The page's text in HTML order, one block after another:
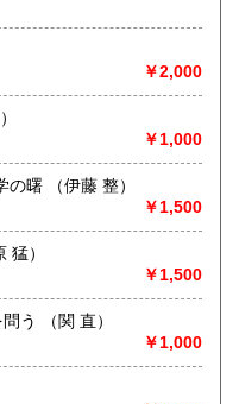
分県 600円
600円
のみです。お問合せは
す。
￥2,000
￥1,000
現代日本文学講座 小説Ⅰ近代文学の曙 （伊藤 整）
￥1,500
何か （梅原 猛）
￥1,500
理想 1984 NO611 特集-「教育」を問う （関 直）
￥1,000